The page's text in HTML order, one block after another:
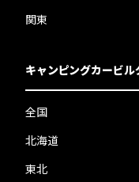
関東
キャンピングカービル
全国
北海道
東北